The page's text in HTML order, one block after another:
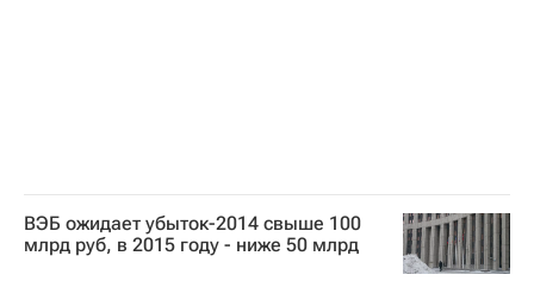
ВЭБ ожидает убыток-2014 свыше 100
млрд руб, в 2015 году - ниже 50 млрд